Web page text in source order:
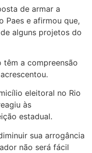
de armar a
Paes e afirmou que,
alguns projetos do
têm a compreensão
eleitoral no Rio
às
estadual.
sua arrogância
não será fácil